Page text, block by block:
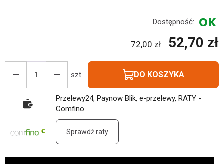
Dostępność:
72,00 zł 52,70 zł
szt. DO KOSZYKA
Przelewy24, Paynow Blik, e-przelewy, RATY -
Comfino
Sprawdź raty